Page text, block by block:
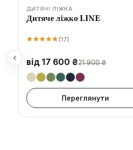
-20%
ДИТЯЧІ ЛІЖКА
Дитяче ліжко LINE
(17)
від 17 600 ₴21 900 ₴
Переглянути